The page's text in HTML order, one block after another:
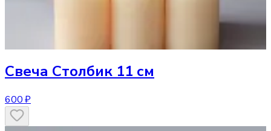
Свеча Столбик 11 см
600 ₽